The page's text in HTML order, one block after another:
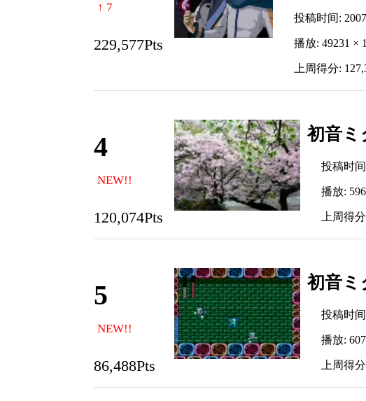
↑ 7
229,577Pts
投稿时间:
播放: 49231 ×
上周得分:
4
NEW!!
120,074Pts
初音ミ
投稿时间
播放:
上周得
5
NEW!!
86,488Pts
初音ミ
投稿时间
播放:
上周得